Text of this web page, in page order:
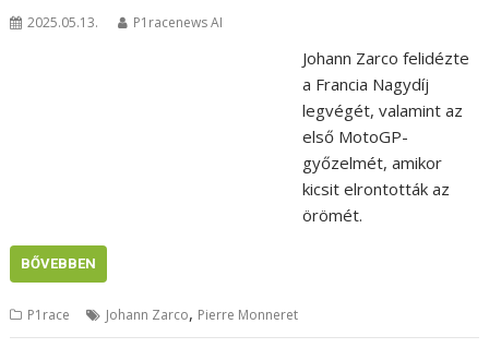
2025.05.13. P1racenews AI
Johann Zarco felidézte
a Francia Nagydíj
legvégét, valamint az
első MotoGP-
győzelmét, amikor
kicsit elrontották az
örömét.
BŐVEBBEN
P1race Johann Zarco, Pierre Monneret